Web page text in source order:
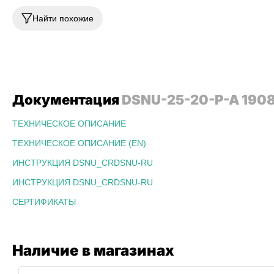
Найти похожие
Документация DSNU-25-20-P-A
ТЕХНИЧЕСКОЕ ОПИСАНИЕ
ТЕХНИЧЕСКОЕ ОПИСАНИЕ (EN)
ИНСТРУКЦИЯ DSNU_CRDSNU-RU
ИНСТРУКЦИЯ DSNU_CRDSNU-RU
СЕРТИФИКАТЫ
Наличие в магазинах